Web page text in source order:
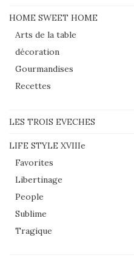
HOME SWEET HOME
Arts de la table
décoration
Gourmandises
Recettes
LES TROIS EVECHES
LIFE STYLE XVIIIe
Favorites
Libertinage
People
Sublime
Tragique